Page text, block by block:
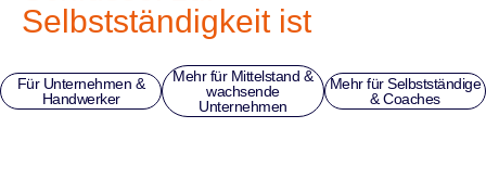
Selbstständigkeit ist
Für Unternehmen &
Handwerker
Mehr für Mittelstand &
wachsende
Unternehmen
Mehr für Selbstständige
& Coaches